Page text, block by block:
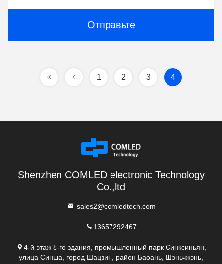
Отправьте
1 2 3 4
Shenzhen COMLED electronic Technology
Co.,ltd
sales2@comledtech.com
13657292467
4-й этаж 8-го здания, промышленный парк Синксиньян,
улица Синша, город Шацзин, район Баоань, Шэньчжэнь,